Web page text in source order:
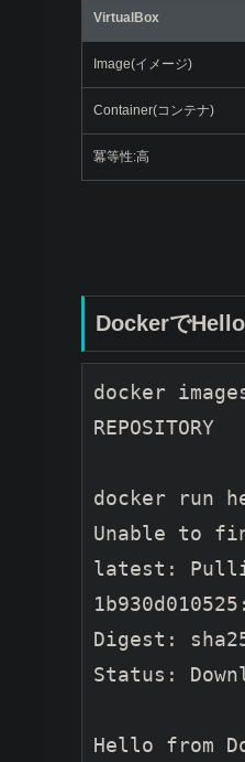
VirtualBox
Image(イメージ)
Container(コンテナ)
冪等性:高
Dockerで
docker
docker run
Unable to
latest:
Digest:
Status:
Hello from